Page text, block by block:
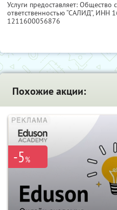
Услуги предоставляет: Общество
ответственностью “САЛИД”, ИНН
1211600056876
Похожие акции:
-5%